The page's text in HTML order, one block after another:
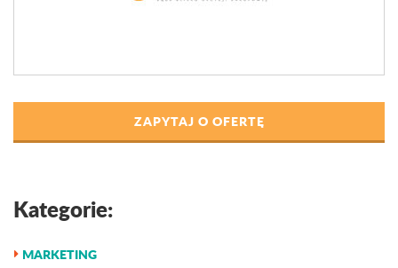
ZAPYTAJ O OFERTĘ
Kategorie:
MARKETING